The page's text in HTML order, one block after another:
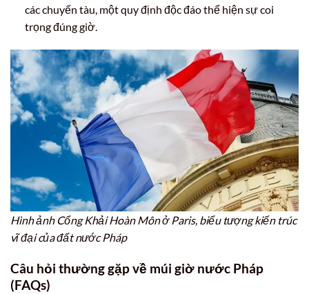
các chuyến tàu, một quy định độc đáo thể hiện sự coi
trọng đúng giờ.
Hình ảnh Cổng Khải Hoàn Môn ở Paris, biểu tượng kiến trúc
vĩ đại của đất nước Pháp
Câu hỏi thường gặp về múi giờ nước Pháp
(FAQs)